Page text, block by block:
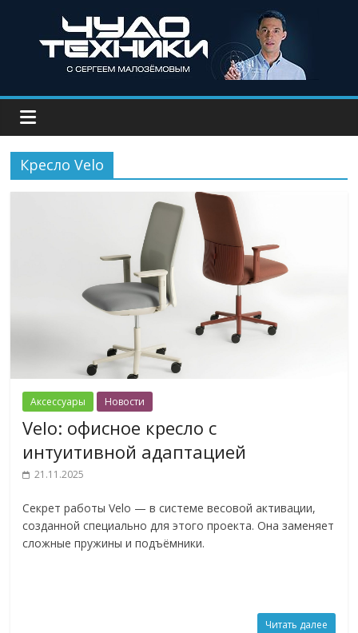
Кресло Velo
Аксессуары Новости
Velo: офисное кресло с
интуитивной адаптацией
21.11.2025
Секрет работы Velo — в системе весовой активации,
созданной специально для этого проекта. Она заменяет
сложные пружины и подъёмники.
Читать далее